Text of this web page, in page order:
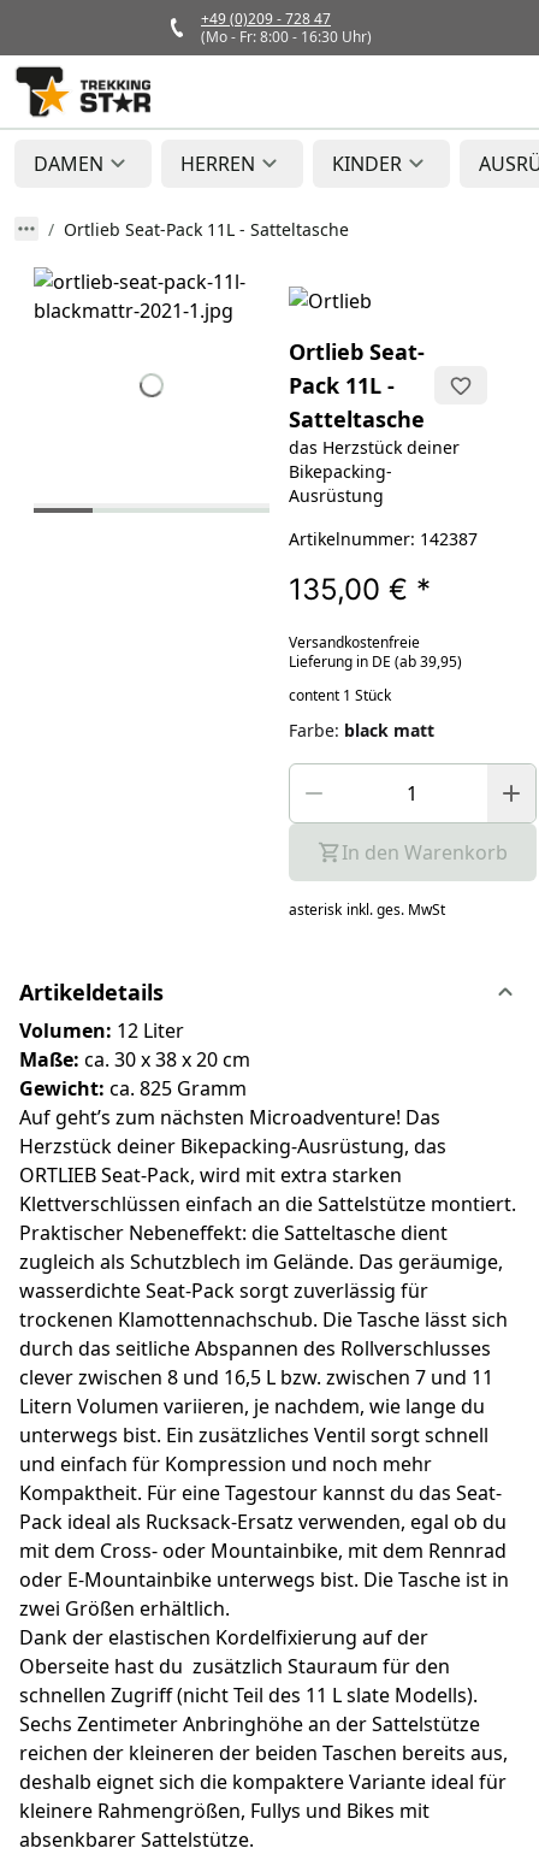
+49 (0)209 - 728 47
(Mo - Fr: 8:00 - 16:30 Uhr)
DAMEN HERREN KINDER
Ortlieb Seat-Pack 11L - Satteltasche
Ortlieb Seat-
Pack 11L -
Satteltasche
das Herzstück deiner
Bikepacking-
Ausrüstung
Artikelnummer: 142387
135,00 € *
Versandkostenfreie
Lieferung in DE (ab 39,95)
content 1 Stück
Farbe: black matt
In den Warenkorb
asterisk inkl. ges. MwSt
Artikeldetails
Volumen: 12 Liter
Maße: ca. 30 x 38 x 20 cm
Gewicht: ca. 825 Gramm
Auf geht’s zum nächsten Microadventure! Das
Herzstück deiner Bikepacking-Ausrüstung, das
ORTLIEB Seat-Pack, wird mit extra starken
Klettverschlüssen einfach an die Sattelstütze montiert.
Praktischer Nebeneffekt: die Satteltasche dient
zugleich als Schutzblech im Gelände. Das geräumige,
wasserdichte Seat-Pack sorgt zuverlässig für
trockenen Klamottennachschub. Die Tasche lässt sich
durch das seitliche Abspannen des Rollverschlusses
clever zwischen 8 und 16,5 L bzw. zwischen 7 und 11
Litern Volumen variieren, je nachdem, wie lange du
unterwegs bist. Ein zusätzliches Ventil sorgt schnell
und einfach für Kompression und noch mehr
Kompaktheit. Für eine Tagestour kannst du das Seat-
Pack ideal als Rucksack-Ersatz verwenden, egal ob du
mit dem Cross- oder Mountainbike, mit dem Rennrad
oder E-Mountainbike unterwegs bist. Die Tasche ist in
zwei Größen erhältlich.
Dank der elastischen Kordelfixierung auf der
Oberseite hast du zusätzlich Stauraum für den
schnellen Zugriff (nicht Teil des 11 L slate Modells).
Sechs Zentimeter Anbringhöhe an der Sattelstütze
reichen der kleineren der beiden Taschen bereits aus,
deshalb eignet sich die kompaktere Variante ideal für
kleinere Rahmengrößen, Fullys und Bikes mit
absenkbarer Sattelstütze.